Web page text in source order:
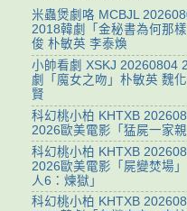
米蟲煲劇咯 MCBJL
2018韓劇「金秘書為何那
俊 朴敏英 李泰煥
小帥看劇 XSKJ 20260804
劇「魔女之吻」朴敏英 魏
賢
科幻桃小柏 KHTXB
2026歐美電影「猛屍一家親
科幻桃小柏 KHTXB
2026歐美電影「屍變焚場
人6：煉獄」
科幻桃小柏 KHTXB